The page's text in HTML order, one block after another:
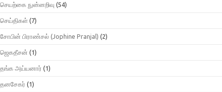
செயற்கை நுன்னறிவு (54)
செய்திகள் (7)
சோபின் பிராண்சல் (Jophine Pranjal) (2)
ஜெகதீசன் (1)
தங்க அய்யனார் (1)
தனசேகர் (1)